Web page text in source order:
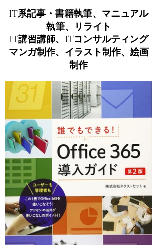
​IT系記事・書籍執筆、マニュアル
執筆、リライト
IT講習講師、ITコンサルティング
マンガ制作、イラスト制作、絵画
制作